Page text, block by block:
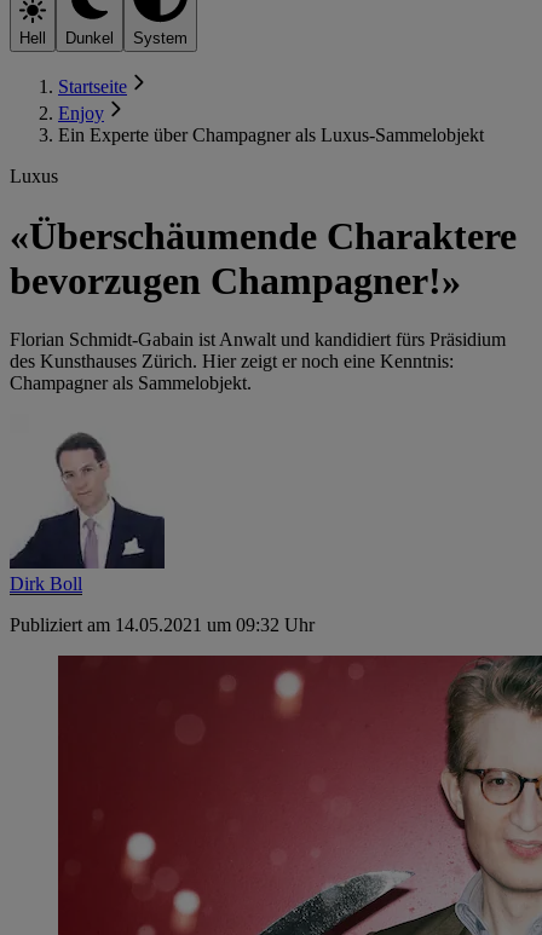
Hell Dunkel System
Startseite
Enjoy
Ein Experte über Champagner als Luxus-Sammelobjekt
Luxus
«Überschäumende Charaktere
bevorzugen Champagner!»
Florian Schmidt-Gabain ist Anwalt und kandidiert fürs Präsidium
des Kunsthauses Zürich. Hier zeigt er noch eine Kenntnis:
Champagner als Sammelobjekt.
Dirk Boll
Publiziert am 14.05.2021 um 09:32 Uhr